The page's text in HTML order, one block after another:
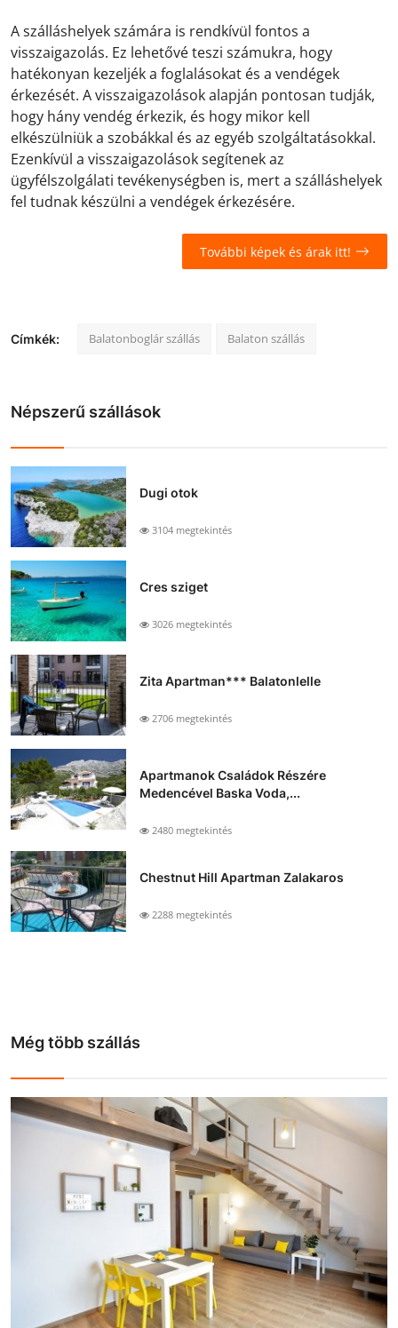
A szálláshelyek számára is rendkívül fontos a
visszaigazolás. Ez lehetővé teszi számukra, hogy
hatékonyan kezeljék a foglalásokat és a vendégek
érkezését. A visszaigazolások alapján pontosan tudják,
hogy hány vendég érkezik, és hogy mikor kell
elkészülniük a szobákkal és az egyéb szolgáltatásokkal.
Ezenkívül a visszaigazolások segítenek az
ügyfélszolgálati tevékenységben is, mert a szálláshelyek
fel tudnak készülni a vendégek érkezésére.
További képek és árak itt!
Címkék: Balatonboglár szállás Balaton szállás
Népszerű szállások
Dugi otok
3104 megtekintés
Cres sziget
3026 megtekintés
Zita Apartman*** Balatonlelle
2706 megtekintés
Apartmanok Családok Részére
Medencével Baska Voda,...
2480 megtekintés
Chestnut Hill Apartman Zalakaros
2288 megtekintés
Még több szállás